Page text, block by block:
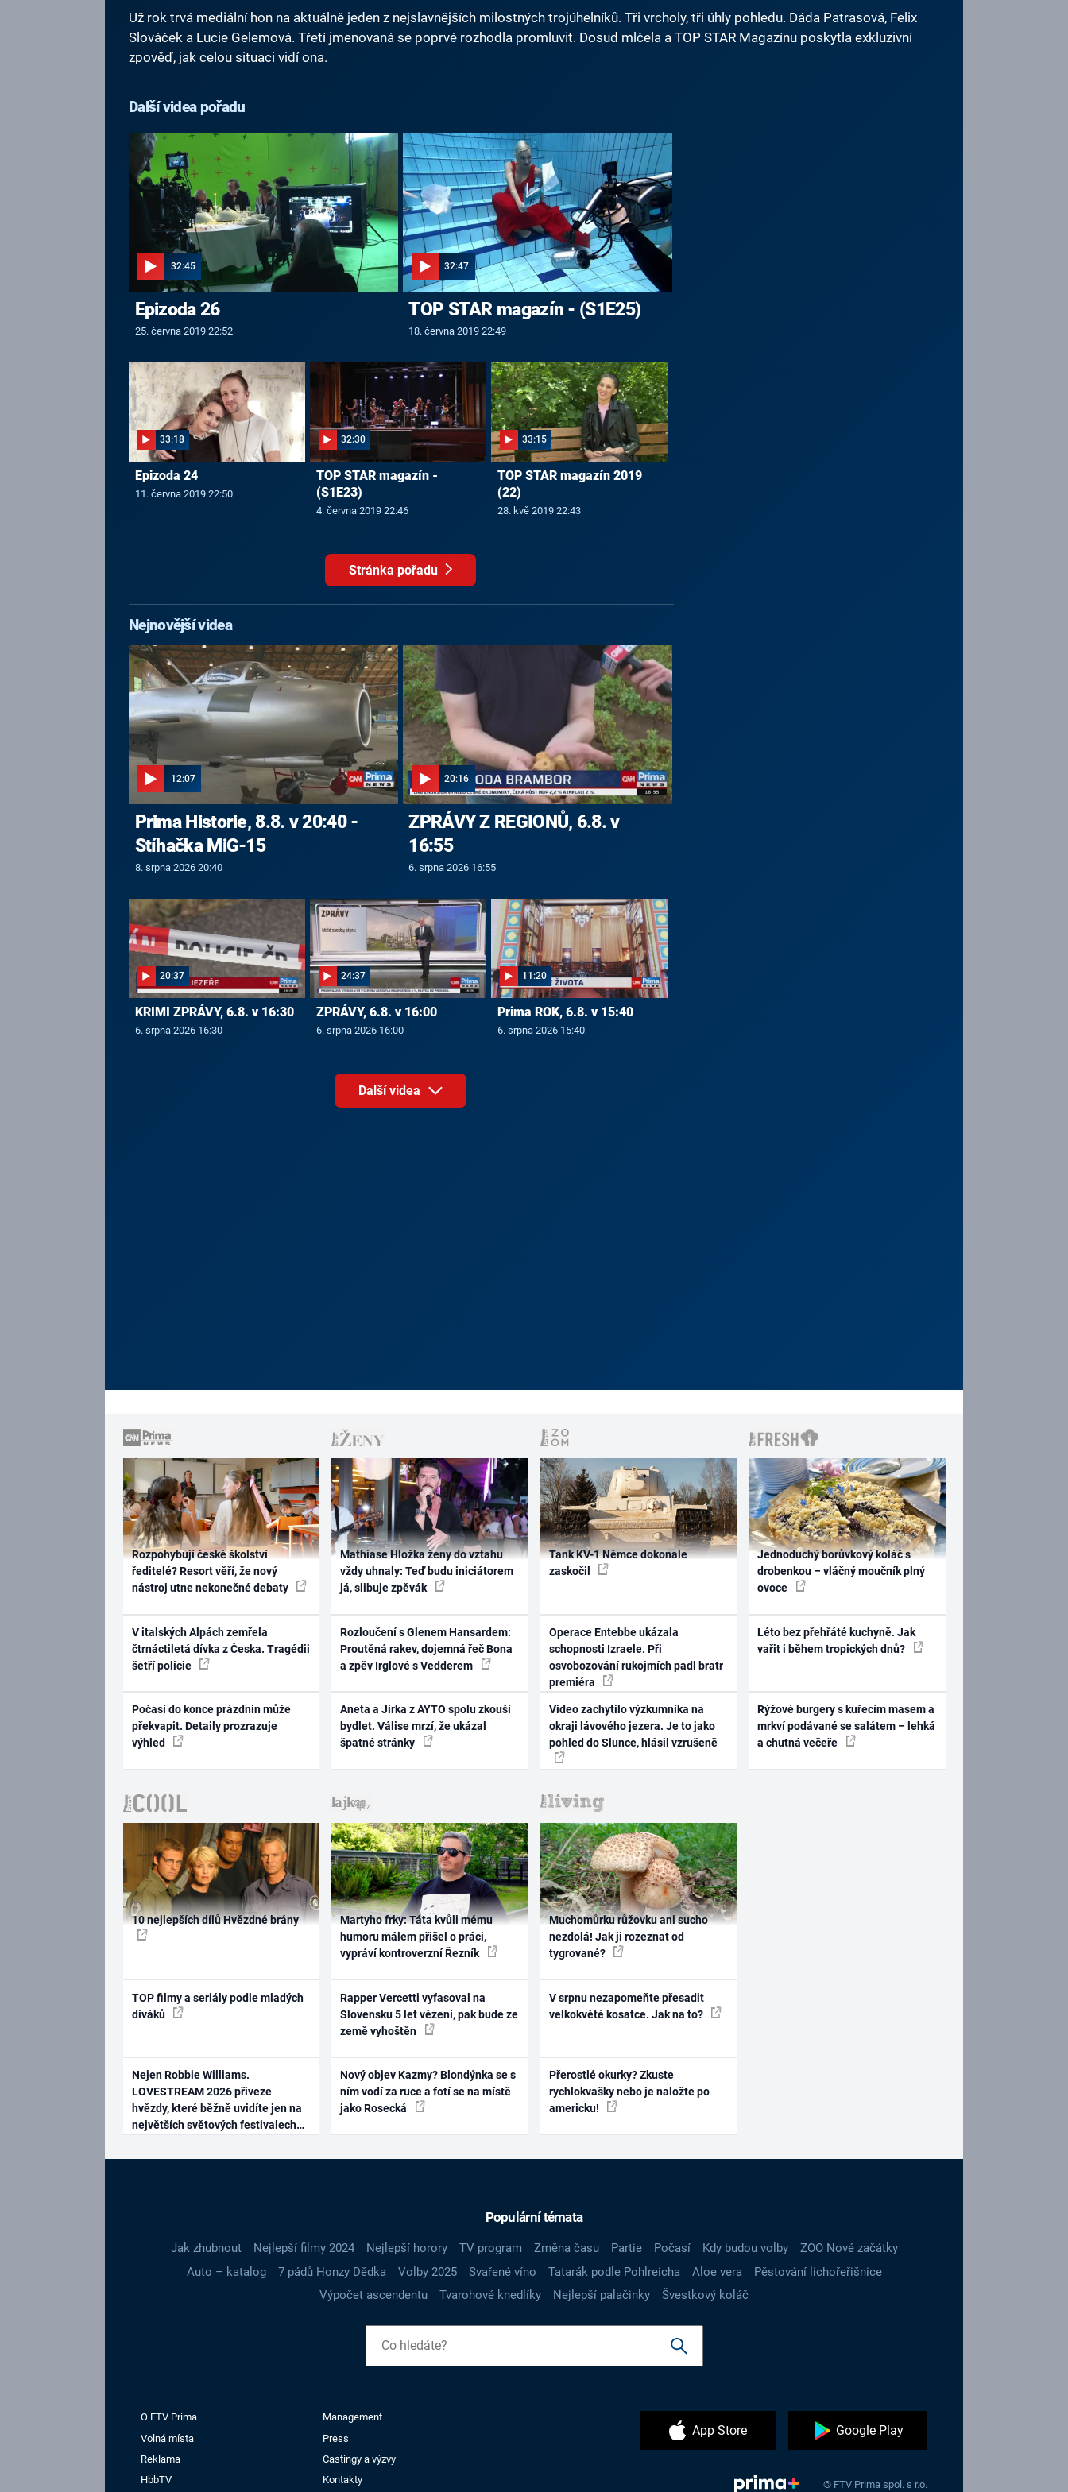
Už rok trvá mediální hon na aktuálně jeden z nejslavnějších milostných trojúhelníků. Tři vrcholy, tři úhly pohledu. Dáda Patrasová, Felix
Slováček a Lucie Gelemová. Třetí jmenovaná se poprvé rozhodla promluvit. Dosud mlčela a TOP STAR Magazínu poskytla exkluzivní
zpověď, jak celou situaci vidí ona.
Další videa pořadu
32:45
Epizoda 26
25. června 2019 22:52
32:47
TOP STAR magazín - (S1E25)
18. června 2019 22:49
33:18
Epizoda 24
11. června 2019 22:50
32:30
TOP STAR magazín -
(S1E23)
4. června 2019 22:46
33:15
TOP STAR magazín 2019
(22)
28. kvě 2019 22:43
Stránka pořadu
Nejnovější videa
12:07
Prima Historie, 8.8. v 20:40 -
Stíhačka MiG-15
8. srpna 2026 20:40
20:16
ZPRÁVY Z REGIONŮ, 6.8. v
16:55
6. srpna 2026 16:55
20:37
KRIMI ZPRÁVY, 6.8. v 16:30
6. srpna 2026 16:30
24:37
ZPRÁVY, 6.8. v 16:00
6. srpna 2026 16:00
11:20
Prima ROK, 6.8. v 15:40
6. srpna 2026 15:40
Další videa
Rozpohybují české školství
ředitelé? Resort věří, že nový
nástroj utne nekonečné debaty
V italských Alpách zemřela
čtrnáctiletá dívka z Česka. Tragédii
šetří policie
Počasí do konce prázdnin může
překvapit. Detaily prozrazuje
výhled
Mathiase Hložka ženy do vztahu
vždy uhnaly: Teď budu iniciátorem
já, slibuje zpěvák
Rozloučení s Glenem Hansardem:
Proutěná rakev, dojemná řeč Bona
a zpěv Irglové s Vedderem
Aneta a Jirka z AYTO spolu zkouší
bydlet. Válise mrzí, že ukázal
špatné stránky
Tank KV-1 Němce dokonale
zaskočil
Operace Entebbe ukázala
schopnosti Izraele. Při
osvobozování rukojmích padl bratr
premiéra
Video zachytilo výzkumníka na
okraji lávového jezera. Je to jako
pohled do Slunce, hlásil vzrušeně
Jednoduchý borůvkový koláč s
drobenkou – vláčný moučník plný
ovoce
Léto bez přehřáté kuchyně. Jak
vařit i během tropických dnů?
Rýžové burgery s kuřecím masem a
mrkví podávané se salátem – lehká
a chutná večeře
10 nejlepších dílů Hvězdné brány
TOP filmy a seriály podle mladých
diváků
Nejen Robbie Williams.
LOVESTREAM 2026 přiveze
hvězdy, které běžně uvidíte jen na
největších světových festivalech
Martyho frky: Táta kvůli mému
humoru málem přišel o práci,
vypráví kontroverzní Řezník
Rapper Vercetti vyfasoval na
Slovensku 5 let vězení, pak bude ze
země vyhoštěn
Nový objev Kazmy? Blondýnka se s
ním vodí za ruce a fotí se na místě
jako Rosecká
Muchomůrku růžovku ani sucho
nezdolá! Jak ji rozeznat od
tygrované?
V srpnu nezapomeňte přesadit
velkokvěté kosatce. Jak na to?
Přerostlé okurky? Zkuste
rychlokvašky nebo je naložte po
americku!
Populární témata
Jak zhubnout Nejlepší filmy 2024 Nejlepší horory TV program Změna času Partie Počasí Kdy budou volby
ZOO Nové začátky
Auto – katalog
7 pádů Honzy Dědka Volby 2025 Svařené víno Tatarák podle Pohlreicha Aloe vera
Pěstování lichořeřišnice
Výpočet ascendentu
Tvarohové knedlíky Nejlepší palačinky Švestkový koláč
O FTV Prima
Management
Volná místa
Press
Reklama
Castingy a výzvy
HbbTV
Kontakty
App Store Google Play
© FTV Prima spol. s r.o.